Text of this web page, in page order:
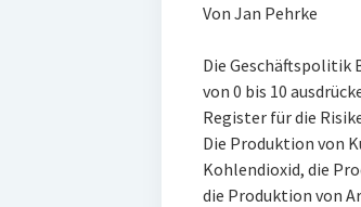
Von Jan Pehrke
Die Geschäftspolitik
von 0 bis 10
Register für die
Die Produktion von
Kohlendioxid, die
die Produktion von